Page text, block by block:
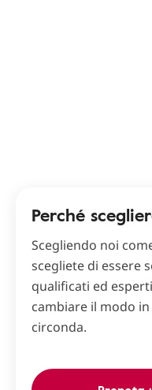
Perché
Scegliendo noi
scegliete di essere
qualificati ed
cambiare il modo
circonda.